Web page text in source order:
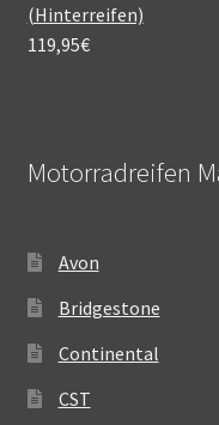
(Hinterreifen)
119,95€
Motorradreifen
Avon
Bridgestone
Continental
CST